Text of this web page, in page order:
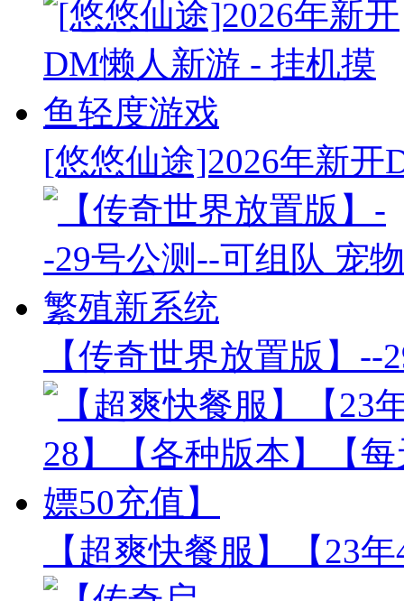
[悠悠仙途]2026年新开
【传奇世界放置版】
【超爽快餐服】【23